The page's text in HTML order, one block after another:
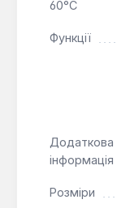
60°С
Функції
Додаткова
інформація
Розміри